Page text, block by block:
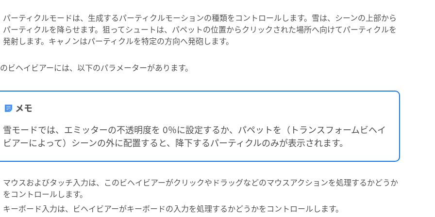
パーティクルモードは、生成するパーティクルモーションの種類をコントロールします。雪は、シーンの上部から
パーティクルを降らせます。狙ってシュートは、パペットの位置からクリックされた場所へ向けてパーティクルを
発射します。キャノンはパーティクルを特定の方向へ発砲します。
ビヘイビアーには、以下のパラメーターがあります。
メモ
雪モードでは、エミッターの不透明度を 0％に設定するか、パペットを（トランスフォームビヘイ
ビアーによって）シーンの外に配置すると、降下するパーティクルのみが表示されます。
マウスおよびタッチ入力は、このビヘイビアーがクリックやドラッグなどのマウスアクションを処理するかどうか
をコントロールします。
キーボード入力は、ビヘイビアーがキーボードの入力を処理するかどうかをコントロールします。